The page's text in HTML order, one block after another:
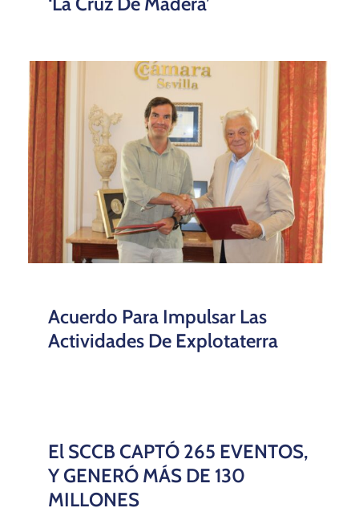
Acuerdo Para Impulsar Las
Actividades De Explotaterra
El SCCB CAPTÓ 265 EVENTOS,
Y GENERÓ MÁS DE 130
MILLONES